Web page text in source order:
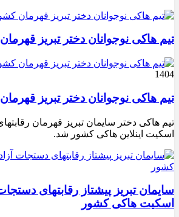
تیم هاکی نوجوانان دختر تبریز
1404
تیم هاکی نوجوانان دختر تبریز
تیم هاکی دختر سایمان تبریز قهرمان
اسکیت اینلاین هاکی کشور شد.
سایمان تبریز پیشتاز رقابتهای
اسکیت هاکی کشور